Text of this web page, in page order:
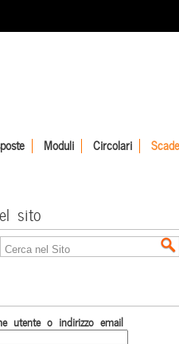
Moduli Circolari
sito
utente o indirizzo email